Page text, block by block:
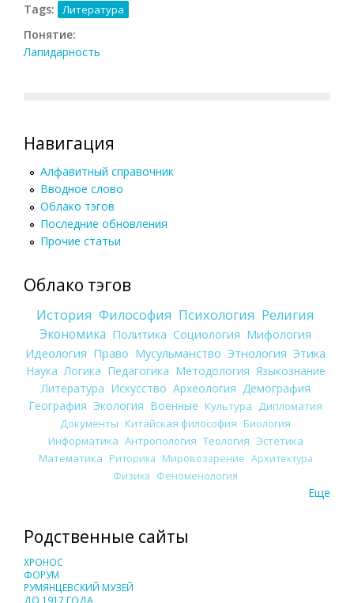
Tags: Литература
Понятие:
Лапидарность
Навигация
Алфавитный справочник
Вводное слово
Облако тэгов
Последние обновления
Прочие статьи
Облако тэгов
История Философия Психология Религия
Экономика Политика Социология Мифология
Идеология Право Мусульманство Этнология Этика
Наука Логика Педагогика Методология Языкознание
Литература Искусство Археология Демография
География Экология Военные Культура
Дипломатия
Документы Китайская философия Биология
Информатика Антропология Теология Эстетика
Математика Риторика Мировоззрение Архитектура
Физика Феноменология
Еще
Родственные сайты
ХРОНОС
ФОРУМ
РУМЯНЦЕВСКИЙ МУЗЕЙ
ДО 1917 ГОДА